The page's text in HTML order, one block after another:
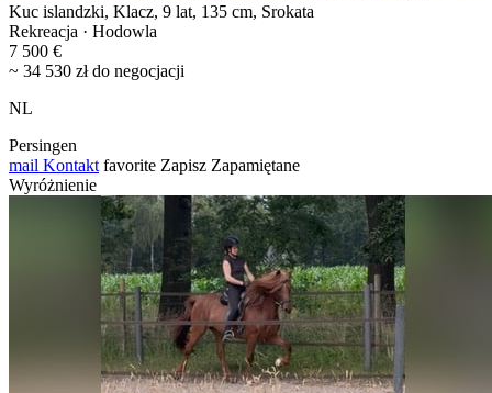
Kuc islandzki, Klacz, 9 lat, 135 cm, Srokata
Rekreacja · Hodowla
7 500 €
~ 34 530 zł do negocjacji
NL
Persingen
mail Kontakt favorite Zapisz Zapamiętane
Wyróżnienie